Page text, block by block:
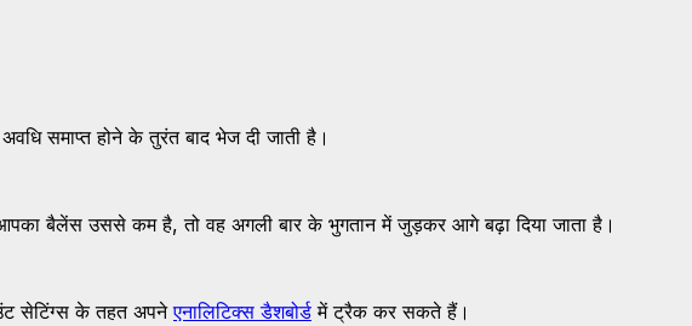
समाप्त होने के तुरंत बाद भेज दी जाती है।
बैलेंस उससे कम है, तो वह अगली बार के भुगतान में जुड़कर आगे बढ़ा दिया जाता है।
सेटिंग्स के तहत अपने एनालिटिक्स डैशबोर्ड में ट्रैक कर सकते हैं।